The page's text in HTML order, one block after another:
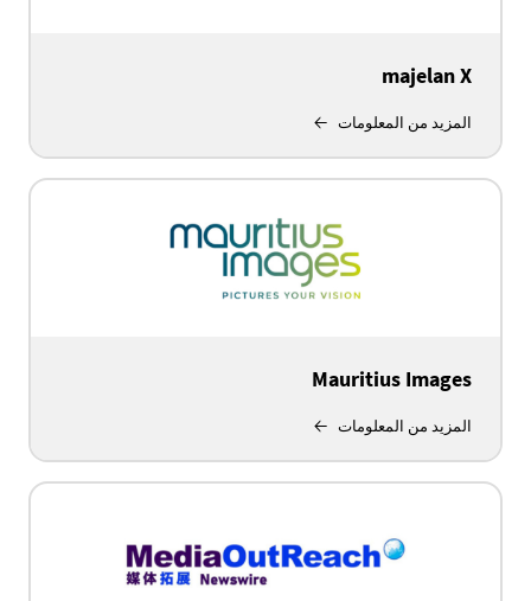
majelan X
المزيد من المعلومات
Mauritius Images
المزيد من المعلومات